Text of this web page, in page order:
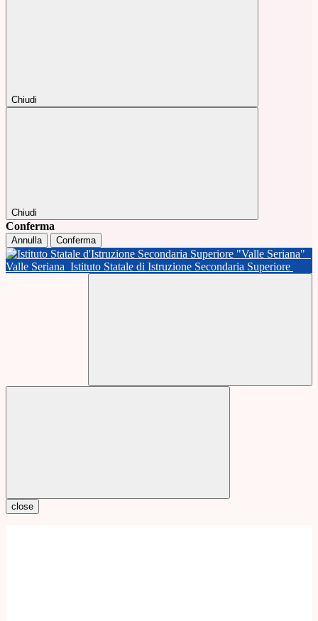
Chiudi
Chiudi
Conferma
Annulla Conferma
Valle Seriana Istituto Statale di Istruzione Secondaria Superiore
close